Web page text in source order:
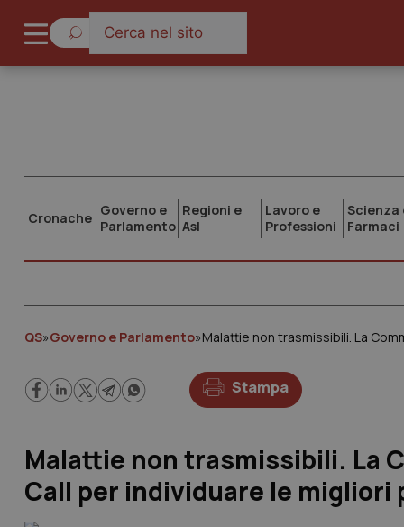
Cronache Governo e
Parlamento
Regioni e
Asl
Lavoro e
Professioni
Scienza
Farmaci
QS»Governo e Parlamento»Malattie non trasmissibili. La
Stampa
Malattie non trasmissibili. La
Call per individuare le migliori